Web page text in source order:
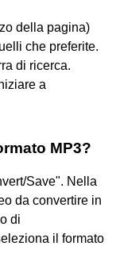
della pagina)
che preferite.
di ricerca.
a
MP3?
Save". Nella
da convertire in
di
il formato